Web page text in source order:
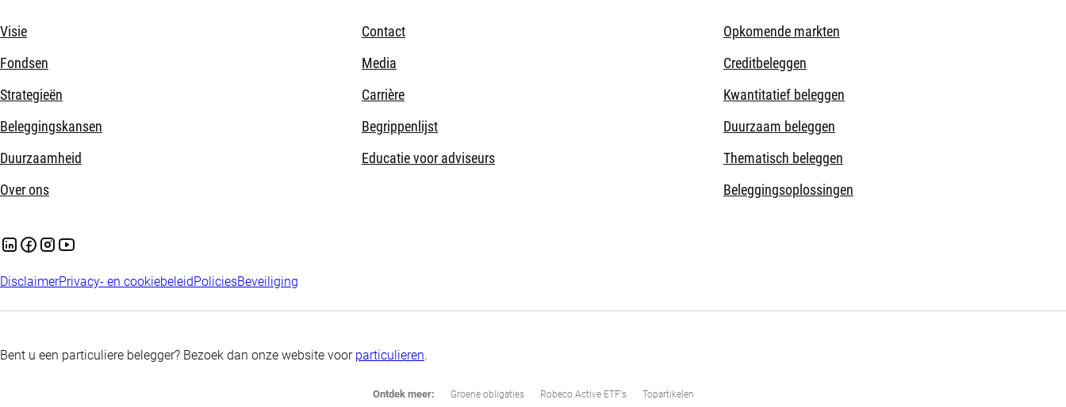
Visie
Fondsen
Strategieën
Beleggingskansen
Duurzaamheid
Over ons
Contact
Media
Carrière
Begrippenlijst
Educatie voor adviseurs
Opkomende markten
Creditbeleggen
Kwantitatief beleggen
Duurzaam beleggen
Thematisch beleggen
Beleggingsoplossingen
DisclaimerPrivacy- en cookiebeleid PoliciesBeveiliging
Bent u een particuliere belegger? Bezoek dan onze website voor particulieren.
Ontdek meer: Groene obligaties Robeco Active ETF's Topartikelen